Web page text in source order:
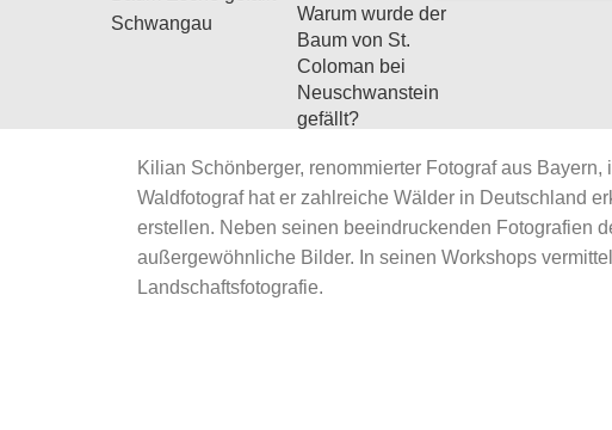
Warum wurde der
Baum von St.
Coloman bei
Neuschwanstein
gefällt?
21. März 2026
No Comments
Waldfotografie im
Frühling
Kilian Schönberger, renommierter Fotograf aus
Waldfotograf hat er zahlreiche Wälder in Deutschland
erstellen. Neben seinen beeindruckenden Fotografien
außergewöhnliche Bilder. In seinen Workshops
Landschaftsfotografie.